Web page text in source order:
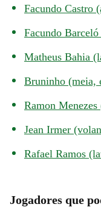
Facundo Castro
Facundo
Matheus Bahia
Bruninho (meia,
Ramon
Jean Irmer
Rafael Ramos
Jogadores que